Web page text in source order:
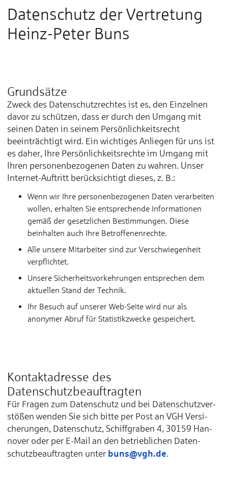
Datenschutz der Vertretung
Heinz-Peter Buns
Grundsätze
Zweck des Datenschutzrechtes ist es, den Einzelnen
davor zu schützen, dass er durch den Umgang mit
seinen Daten in seinem Persönlichkeitsrecht
beeinträchtigt wird. Ein wichtiges Anliegen für uns ist
es daher, Ihre Persönlichkeitsrechte im Umgang mit
Ihren personenbezogenen Daten zu wahren. Unser
Internet-Auftritt berücksichtigt dieses, z. B.:
Wenn wir Ihre personenbezogenen Daten verarbeiten
wollen, erhalten Sie entsprechende Informationen
gemäß der gesetzlichen Bestimmungen. Diese
beinhalten auch Ihre Betroffenenrechte.
Alle unsere Mitarbeiter sind zur Verschwiegenheit
verpflichtet.
Unsere Sicherheitsvorkehrungen entsprechen dem
aktuellen Stand der Technik.
Ihr Besuch auf unserer Web-Seite wird nur als
anonymer Abruf für Statistikzwecke gespeichert.
Kontaktadresse des
Datenschutzbeauftragten
Für Fra­gen zum Da­ten­schutz und bei Da­ten­schutz­ver­
stößen wen­den Sie sich bit­te per Post an VGH Ver­si­
che­run­gen, Da­ten­schutz, Schiff­gra­ben 4, 30159 Han­
no­ver oder per E-Mail an den be­trieb­li­chen Da­ten­
schutz­be­auf­trag­ten un­ter buns@vgh.de.